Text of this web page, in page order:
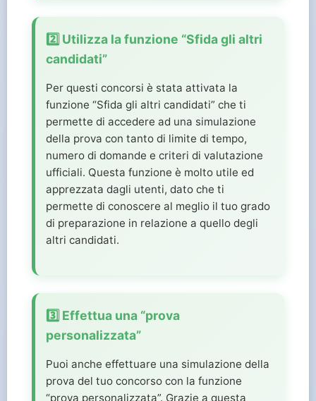
2️⃣ Utilizza la funzione “Sfida gli altri
candidati”
Per questi concorsi è stata attivata la
funzione “Sfida gli altri candidati” che ti
permette di accedere ad una simulazione
della prova con tanto di limite di tempo,
numero di domande e criteri di valutazione
ufficiali. Questa funzione è molto utile ed
apprezzata dagli utenti, dato che ti
permette di conoscere al meglio il tuo grado
di preparazione in relazione a quello degli
altri candidati.
3️⃣ Effettua una “prova
personalizzata”
Puoi anche effettuare una simulazione della
prova del tuo concorso con la funzione
“prova personalizzata”. Grazie a questa